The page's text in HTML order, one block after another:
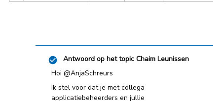
Antwoord op het topic Chaim Leunissen
Hoi ​ @AnjaSchreurs
Ik stel voor dat je met collega
applicatiebeheerders en jullie